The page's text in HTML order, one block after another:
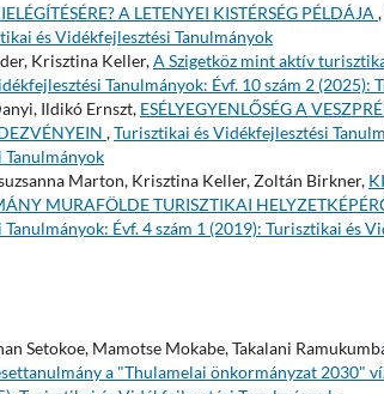
A LETENYEI KISTÉRSÉG PÉLDÁJA ,
és Vidékfejlesztési Tanulmányok
Krisztina Keller,A Szigetköz mint aktív
Tanulmányok: Évf. 10 szám 2 (2025):
Ildikó Ernszt, ESÉLYEGYENLŐSÉG A
,Turisztikai és Vidékfejlesztési
Marton, Krisztina Keller, Zoltán Birkner,
MURAFÖLDE TURISZTIKAI
Évf. 4 szám 1 (2019): Turisztikai és
Setokoe, Mamotse Mokabe, Takalani
a "Thulamelai önkormányzat 2030"